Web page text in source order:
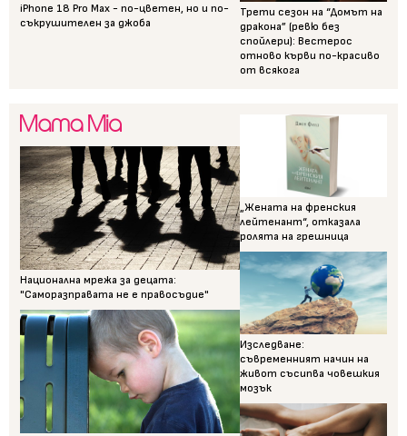
iPhone 18 Pro Max - по-цветен, но и по-
съкрушителен за джоба
Трети сезон на “Домът на
дракона” (ревю без
спойлери): Вестерос
отново кърви по-красиво
от всякога
Национална мрежа за децата:
"Саморазправата не е правосъдие"
„Жената на френския
лейтенант“, отказала
ролята на грешница
Изследване:
съвременният начин на
живот съсипва човешкия
мозък